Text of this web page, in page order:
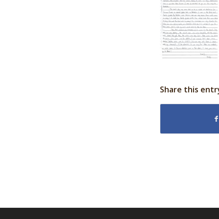
Share this